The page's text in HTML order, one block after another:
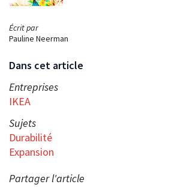
Écrit par
Pauline Neerman
Dans cet article
Entreprises
IKEA
Sujets
Durabilité
Expansion
Partager l'article